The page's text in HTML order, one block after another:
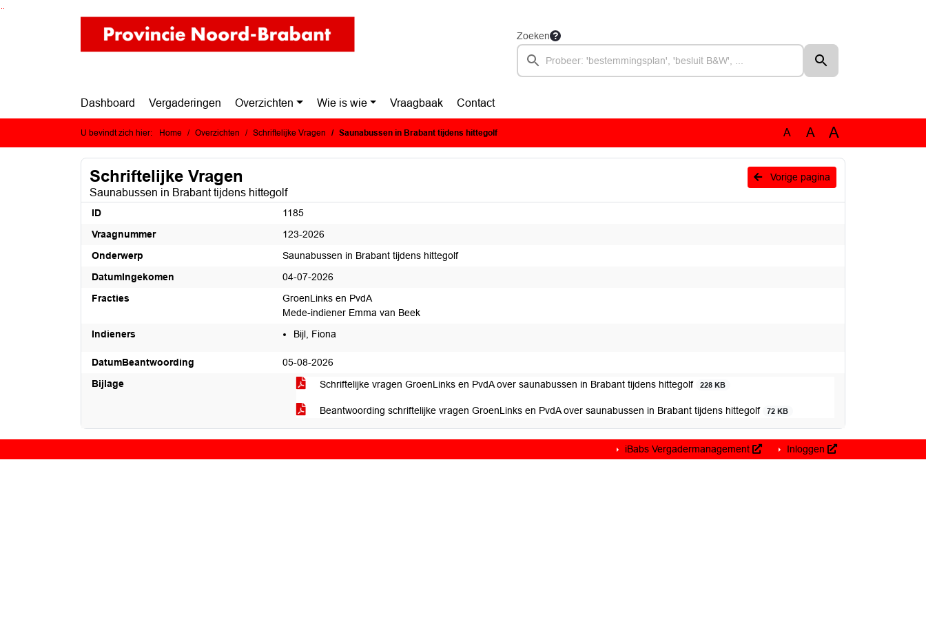
Ga naar de inhoud van deze pagina
Ga naar het zoeken
Ga naar het menu
Zoeken
Dashboard Vergaderingen Overzichten Wie is wie Vraagbaak Contact
U bevindt zich hier: Home Overzichten Schriftelijke Vragen Saunabussen in Brabant tijdens hittegolf A A A
Vorige pagina
Schriftelijke Vragen
Saunabussen in Brabant tijdens hittegolf
ID
1185
Vraagnummer
123-2026
Onderwerp
Saunabussen in Brabant tijdens hittegolf
DatumIngekomen
04-07-2026
Fracties
GroenLinks en PvdA
Mede-indiener Emma van Beek
Indieners
Bijl, Fiona
DatumBeantwoording
05-08-2026
Bijlage
Schriftelijke vragen GroenLinks en PvdA over saunabussen in Brabant tijdens hittegolf 228 KB
Beantwoording schriftelijke vragen GroenLinks en PvdA over saunabussen in Brabant tijdens hittegolf 72 KB
iBabs Vergadermanagement Inloggen